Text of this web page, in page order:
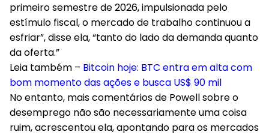
primeiro semestre de 2026, impulsionada pelo
estímulo fiscal, o mercado de trabalho continuou a
esfriar”, disse ela, “tanto do lado da demanda quanto
da oferta.”
Leia também – Bitcoin hoje: BTC entra em alta com
bom momento das ações e busca US$ 90 mil
No entanto, mais comentários de Powell sobre o
desemprego não são necessariamente uma coisa
ruim, acrescentou ela, apontando para os mercados